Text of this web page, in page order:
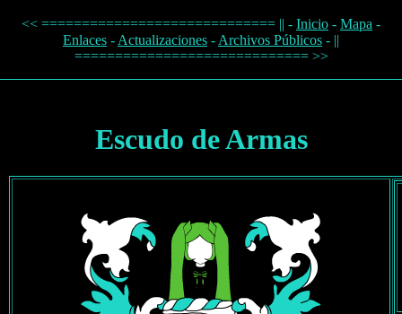
<< ============================= || - Inicio - Mapa -
Enlaces - Actualizaciones - Archivos Públicos - ||
============================= >>
Escudo de Armas